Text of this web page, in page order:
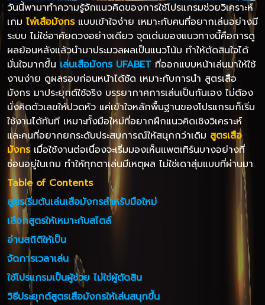
วันนี้พามาทำความรู้จักแนวคิดของการใช้โปรแกรมช่วยวิเคราะห์
เกม ไพ่เสือมังกรแบบเข้าใจง่าย เหมาะกับคนที่อยากเล่นอย่างมี
ระบบ ไม่ใช่อาศัยดวงอย่างเดียว จุดเด่นของแนวทางนี้คือการดู
ผลย้อนหลังแล้วนำมาประมวลผลเป็นแนวโน้ม ทำให้ตัดสินใจได้
มั่นใจมากขึ้น เล่นเสือมังกร UFABET ที่ออกแบบหน้าเล่นมาให้ใช้
งานง่าย ดูผลรอบก่อนหน้าได้ชัด เหมาะกับการนำ สูตรเสือ
มังกร มาประยุกต์ใช้จริง บรรยากาศการเล่นเป็นกันเอง ไม่ต้อง
นั่งคิดตัวเลขให้ปวดหัว แค่เข้าใจหลักพื้นฐานของโปรแกรมก็เริ่ม
ใช้งานได้ทันที เหมาะทั้งมือใหม่ที่อยากฝึกแนวคิดเชิงวิเคราะห์
และคนที่อยากยกระดับประสบการณ์ให้สนุกกว่าเดิม สูตรเสือ
มังกรเมื่อใช้งานต่อเนื่องจะเริ่มมองเห็นแพตเทิร์นบางอย่างที่
ซ่อนอยู่ในเกม ทำให้ทุกตาเล่นมีเหตุผล ไม่ใช่เดาสุ่มแบบที่ผ่านมา
Table of Contents
สูตรเริ่มต้นเล่นเสือมังกรสำหรับมือใหม่
เลือกสูตรให้เหมาะกับสไตล์
อ่านสถิติให้เป็น
จัดการเวลาเล่น
ใช้โปรแกรมเป็นผู้ช่วย ไม่ใช่ผู้ตัดสิน
วิธีประยุกต์สูตรเสือมังกรให้เล่นสนุกขึ้น